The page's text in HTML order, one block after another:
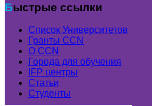
Быстрые ссылки
Список Университетов
Гранты ССN
О ССN
Города для обучения
IFP центры
Статьи
Студенты